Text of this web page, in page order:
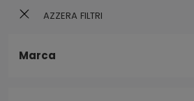
AZZERA FILTRI
Marca